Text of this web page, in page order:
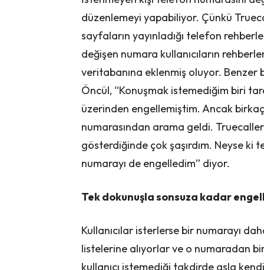
düzenlemeyi yapabiliyor. Çünkü
sayfaların yayınladığı telefon
değişen numara kullanıcıların
veritabanına eklenmiş oluyor. Benzer
Öncül, “Konuşmak istemediğim biri
üzerinden engellemiştim. Ancak
numarasından arama geldi.
gösterdiğinde çok şaşırdım. Neyse
numarayı de engelledim” diyor.
Tek dokunuşla sonsuza kadar
Kullanıcılar isterlerse bir numarayı
listelerine alıyorlar ve o numaradan
kullanıcı istemediği takdirde asla